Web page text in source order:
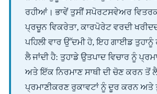
ਰਹੀਆਂ। ਭਾਵੇਂ ਤੁਸੀਂ ਸਪੋਰਟਸਵੇਅਰ
ਪ੍ਰਚੂਨ ਵਿਕਰੇਤਾ, ਕਾਰਪੋਰੇਟ ਵਰਦੀ
ਪਹਿਲੀ ਵਾਰ ਉੱਦਮੀ ਹੋ, ਇਹ ਗਾਈਡ
ਲੈ ਜਾਂਦੀ ਹੈ: ਤੁਹਾਡੇ ਉਤਪਾਦ ਵਿਚਾਰ ਨੂੰ
ਅਤੇ ਇੱਕ ਨਿਰਮਾਣ ਸਾਥੀ ਦੀ ਚੋਣ ਕਰਨ ਤੋਂ
ਪ੍ਰਮਾਣੀਕਰਣ ਰੁਕਾਵਟਾਂ ਨੂੰ ਦੂਰ ਕਰਨ ਅਤੇ